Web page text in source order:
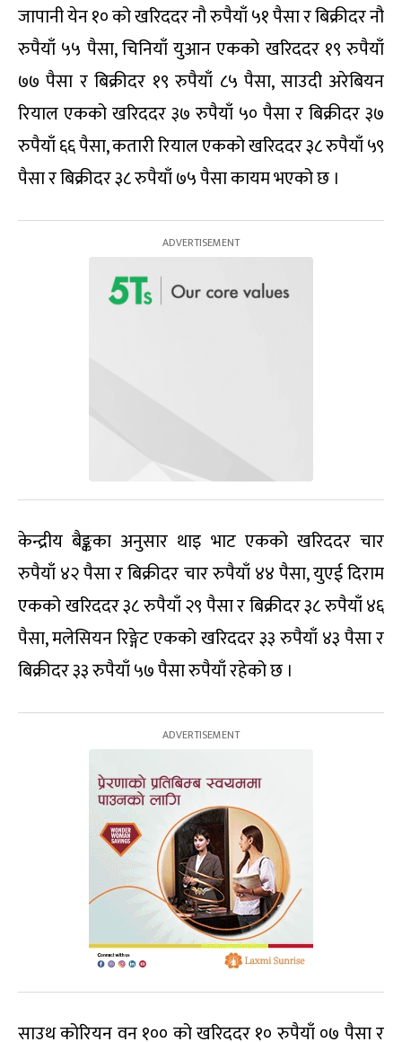
जापानी येन १० को खरिददर नौ रुपैयाँ ५१ पैसा र बिक्रीदर नौ
रुपैयाँ ५५ पैसा, चिनियाँ युआन एकको खरिददर १९ रुपैयाँ
७७ पैसा र बिक्रीदर १९ रुपैयाँ ८५ पैसा, साउदी अरेबियन
रियाल एकको खरिददर ३७ रुपैयाँ ५० पैसा र बिक्रीदर ३७
रुपैयाँ ६६ पैसा, कतारी रियाल एकको खरिददर ३८ रुपैयाँ ५९
पैसा र बिक्रीदर ३८ रुपैयाँ ७५ पैसा कायम भएको छ ।
केन्द्रीय बैङ्कका अनुसार थाइ भाट एकको खरिददर चार
रुपैयाँ ४२ पैसा र बिक्रीदर चार रुपैयाँ ४४ पैसा, युएई दिराम
एकको खरिददर ३८ रुपैयाँ २९ पैसा र बिक्रीदर ३८ रुपैयाँ ४६
पैसा, मलेसियन रिङ्गेट एकको खरिददर ३३ रुपैयाँ ४३ पैसा र
बिक्रीदर ३३ रुपैयाँ ५७ पैसा रुपैयाँ रहेको छ ।
साउथ कोरियन वन १०० को खरिददर १० रुपैयाँ ०७ पैसा र